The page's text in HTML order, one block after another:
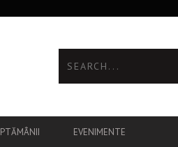
EVENIMENTE